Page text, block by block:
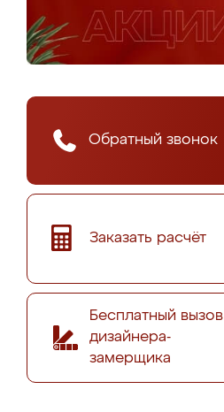
Обратный звонок
Заказать расчёт
Бесплатный вызов
дизайнера-
замерщика